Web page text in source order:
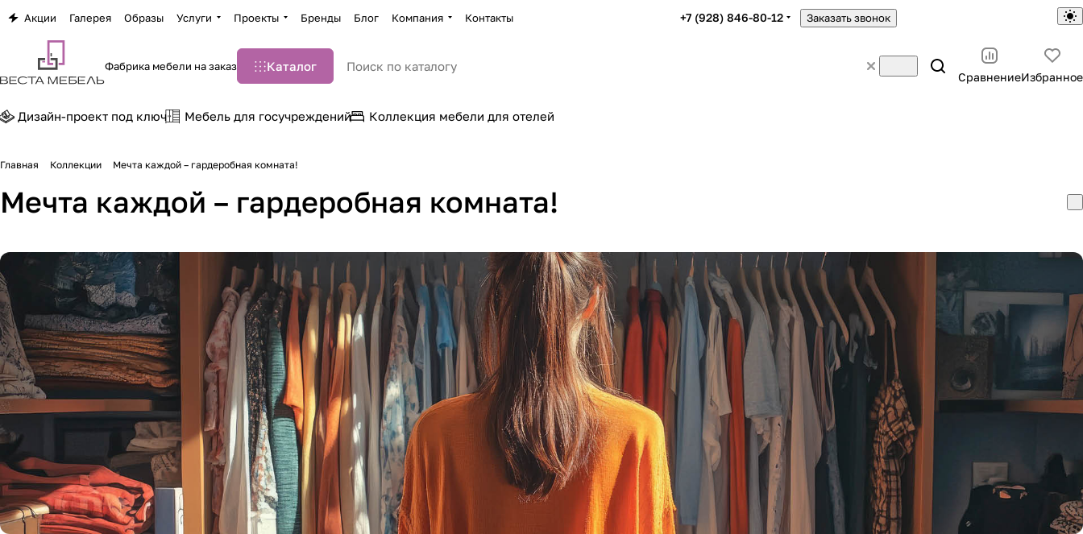
Акции Галерея Образы Услуги Проекты Бренды Блог Компания Контакты +7 (928) 846-80-12 Заказать звонок
Фабрика мебели на заказ Каталог
СравнениеИзбранное
Дизайн-проект под ключ Мебель для госучреждений Коллекция мебели для отелей
Главная Коллекции Мечта каждой – гардеробная комната!
Мечта каждой – гардеробная комната!